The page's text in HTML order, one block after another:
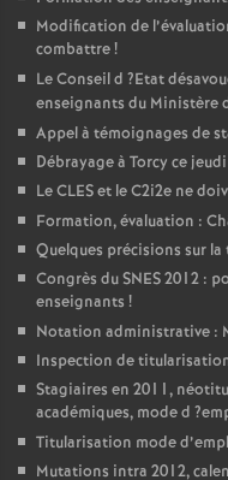
Modification de
combattre!
Le Conseil d ?Etat
enseignants du Ministère
Appel à témoignages de
Débrayage à Torcy ce
LeCLESet le C2i2e ne
Formation, évaluation :
Quelques précisions sur
Congrès duSNES2012 :
enseignants !
Notation administrative :
Inspection de
Stagiaires en 2011,
académiques, mode d
Titularisation mode
Mutations intra 2012,